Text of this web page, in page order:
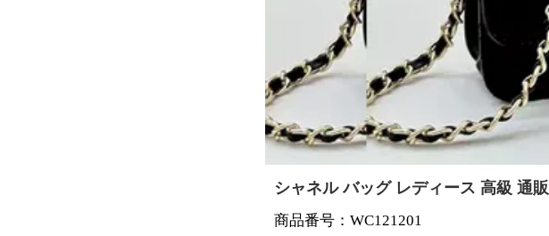
シャネル バッグ レディース 高級 通販
商品番号：WC121201